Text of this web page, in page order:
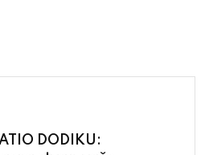
DODIKU: